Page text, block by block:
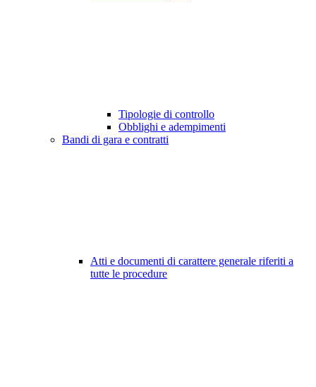
Tipologie di controllo
Obblighi e adempimenti
Bandi di gara e contratti
Atti e documenti di carattere generale riferiti a
tutte le procedure